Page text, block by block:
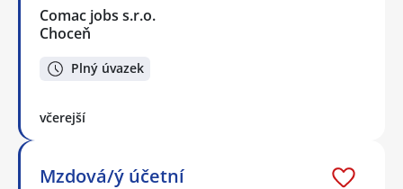
Comac jobs s.r.o.
Choceň
Plný úvazek
včerejší
Mzdová/ý účetní